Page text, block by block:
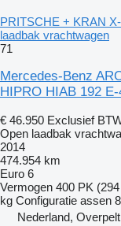
PRITSCHE + KRAN
laadbak vrachtwagen
71
Mercedes-Benz
HIPRO HIAB 192
€ 46.950 Exclusief
Open laadbak
2014
474.954 km
Euro 6
Vermogen 400 PK
kg Configuratie assen
Nederland, Overpelt